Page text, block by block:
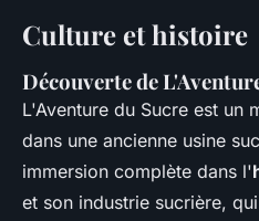
Culture et histoire
Découverte de
L'Aventure du Sucre est un
dans une ancienne usine
immersion complète dans l'
et son industrie sucrière,